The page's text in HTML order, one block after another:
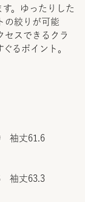
。ゆったりした
の絞りが可能
セスできるクラ
るポイント。
袖丈61.6
袖丈63.3